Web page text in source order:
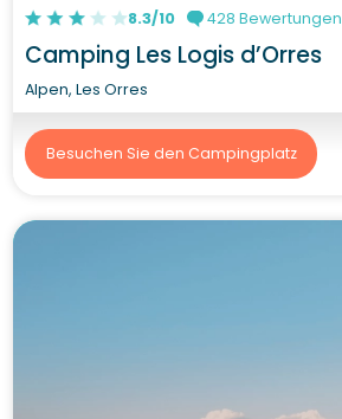
8.3/10 428 Bewertungen
Camping Les Logis d’Orres
Alpen, Les Orres
Besuchen Sie den Campingplatz